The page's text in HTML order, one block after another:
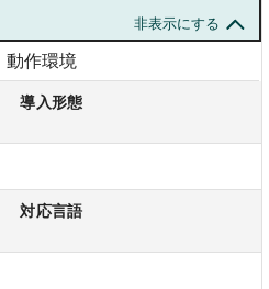
非表示にする
動作環境
導入形態
対応言語